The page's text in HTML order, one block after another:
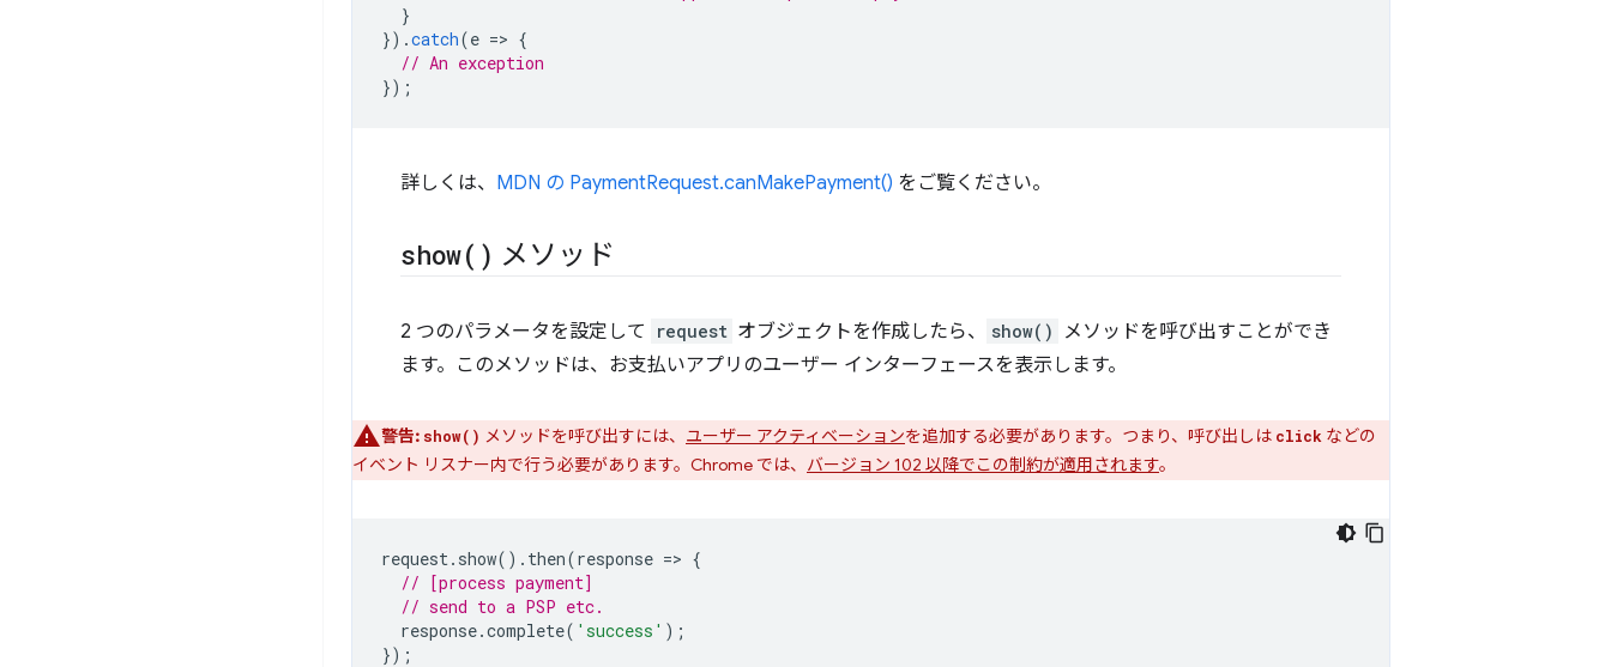
}
}).catch(e => {
// An exception
});
詳しくは、 MDN の PaymentRequest.canMakePayment() をご覧ください。
show( ) メソッド
2 つのパラメータを設定して request オブジェクトを作成したら、 show()
メソッドを呼び出すことができ
ます。このメソッドは、お支払いアプリのユーザー インターフェースを表示します。
警告: show() メソッドを呼び出すには、 ユーザー アクティベーションを追加する必要があります。つまり、呼び出しは click などの
イベント リスナー内で行う必要があります。Chrome では、 バージョン 102 以降でこの制約が適用されます。
request. show(). then(response => {
// [process payment]
// send to a PSP etc.
response.complete( 'success' );
});